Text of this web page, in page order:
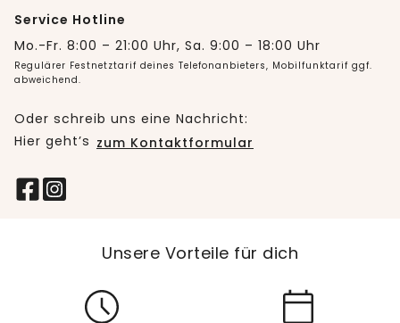
Service Hotline
Mo.-Fr. 8:00 – 21:00 Uhr, Sa. 9:00 – 18:00 Uhr
Regulärer Festnetztarif deines Telefonanbieters, Mobilfunktarif ggf.
abweichend.
Oder schreib uns eine Nachricht:
Hier geht’s zum Kontaktformular
Unsere Vorteile für dich